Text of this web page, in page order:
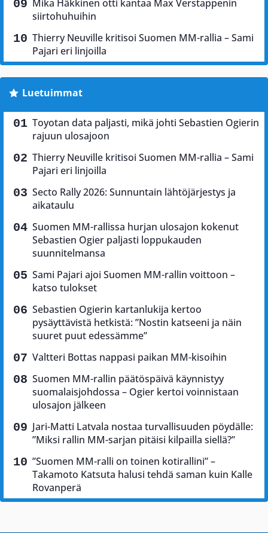
Mika Häkkinen otti kantaa Max Verstappenin
siirtohuhuihin
Thierry Neuville kritisoi Suomen MM-rallia – Sami
Pajari eri linjoilla
Luetuimmat
Toyotan data paljasti, mikä johti Sebastien Ogierin
rajuun ulosajoon
Thierry Neuville kritisoi Suomen MM-rallia – Sami
Pajari eri linjoilla
Secto Rally 2026: Sunnuntain lähtöjärjestys ja
aikataulu
Suomen MM-rallissa hurjan ulosajon kokenut
Sebastien Ogier paljasti loppukauden
suunnitelmansa
Sami Pajari ajoi Suomen MM-rallin voittoon –
katso tulokset
Sebastien Ogierin kartanlukija kertoo
pysäyttävistä hetkistä: ”Nostin katseeni ja näin
suuret puut edessämme”
Valtteri Bottas nappasi paikan MM-kisoihin
Suomen MM-rallin päätöspäivä käynnistyy
suomalaisjohdossa – Ogier kertoi voinnistaan
ulosajon jälkeen
Jari-Matti Latvala nostaa turvallisuuden pöydälle:
”Miksi rallin MM-sarjan pitäisi kilpailla siellä?”
”Suomen MM-ralli on toinen kotirallini” –
Takamoto Katsuta halusi tehdä saman kuin Kalle
Rovanperä